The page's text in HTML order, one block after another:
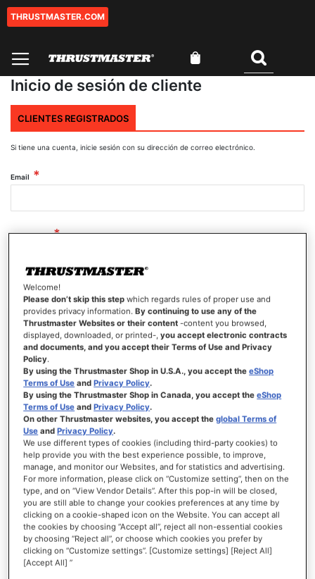
THRUSTMASTER.COM
Inicio de sesión de cliente
CLIENTES REGISTRADOS
Si tiene una cuenta, inicie sesión con su dirección de correo electrónico.
Email
Contraseña
Mostrar contraseña
INICIAR SESIÓN
¿Olvidó su contraseña?
NUEVOS CLIENTES
Crear una cuenta tiene muchos beneficios: Pago más rápido, guardar más de una
dirección, seguimiento de pedidos y mucho más.
CREAR UNA CUENTA
Welcome!
Please don’t skip this step which regards rules of proper use and
provides privacy information.By continuing to use any of the
Thrustmaster Websites or their content -content you browsed,
displayed, downloaded, or printed-,you accept electronic contracts
and documents, and you accept their Terms of Use and Privacy
Policy.
By using the Thrustmaster Shop in U.S.A., you accept theeShop
Terms of Use andPrivacy Policy.
By using the Thrustmaster Shop in Canada, you accept theeShop
Terms of Use andPrivacy Policy.
On other Thrustmaster websites, you accept theglobal Terms of
Use andPrivacy Policy.
We use different types of cookies (including third-party cookies) to
help provide you with the best experience possible, to improve,
manage, and monitor our Websites, and for statistics and advertising.
For more information, please click on “Customize setting”, then on the
type, and on “View Vendor Details”. After this pop-in will be closed,
you are still able to change your cookies preferences at any time by
clicking on a cookie-shaped icon on the Website. You can accept all
the cookies by choosing “Accept all”, reject all non-essential cookies
by choosing “Reject all”, or choose which cookies you prefer by
clicking on “Customize settings”. [Customize settings] [Reject All]
[Accept All] ”